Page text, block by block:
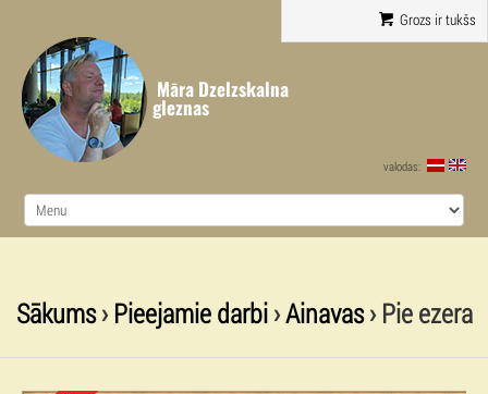
Grozs ir tukšs
Māra Dzelzskalna
gleznas
valodas:
Sākums› Pieejamie darbi›Ainavas› Pie ezera